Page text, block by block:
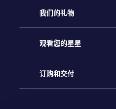
客户服务
联系我们
博客
我们的礼物
Online Star礼物
OSR 礼物包
观看您的星星
Online Star Register
订购和交付